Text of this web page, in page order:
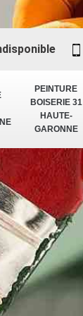
PEINTURE
BOISERIE 31
HAUTE-
GARONNE